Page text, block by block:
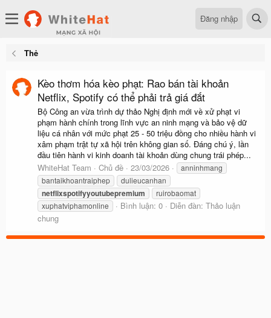
Đăng nhập
Thẻ
Kèo thơm hóa kèo phạt: Rao bán tài khoản
Netflix, Spotify có thể phải trả giá đắt
Bộ Công an vừa trình dự thảo Nghị định mới về xử phạt vi
phạm hành chính trong lĩnh vực an ninh mạng và bảo vệ dữ
liệu cá nhân với mức phạt 25 - 50 triệu đồng cho nhiều hành vi
xâm phạm trật tự xã hội trên không gian số. Đáng chú ý, lần
đầu tiên hành vi kinh doanh tài khoản dùng chung trái phép...
WhiteHat Team
Chủ đề 23/03/2026
anninhmang
bantaikhoantraiphep
dulieucanhan
netflixspotifyyoutubepremium
ruirobaomat
xuphatviphamonline
Bình luận: 0 Diễn đàn: Thảo luận
chung